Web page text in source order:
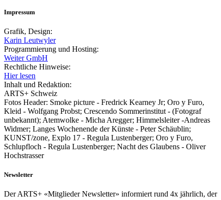
Impressum
Grafik, Design:
Karin Leutwyler
Programmierung und Hosting:
Weiter GmbH
Rechtliche Hinweise:
Hier lesen
Inhalt und Redaktion:
ARTS+ Schweiz
Fotos Header: Smoke picture - Fredrick Kearney Jr; Oro y Furo,
Kleid - Wolfgang Probst; Crescendo Sommerinstitut - (Fotograf
unbekannt); Atemwolke - Micha Aregger; Himmelsleiter -Andreas
Widmer; Langes Wochenende der Künste - Peter Schäublin;
KUNST/zone, Explo 17 - Regula Lustenberger; Oro y Furo,
Schlupfloch - Regula Lustenberger; Nacht des Glaubens - Oliver
Hochstrasser
Newsletter
Der ARTS+ «Mitglieder Newsletter» informiert rund 4x jährlich, der